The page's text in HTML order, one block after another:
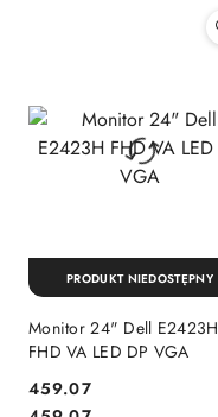
Monitor 24" Dell E2423H
FHD VA LED DP VGA
Cena:
459.07
PRODUKT NIEDOSTĘPNY